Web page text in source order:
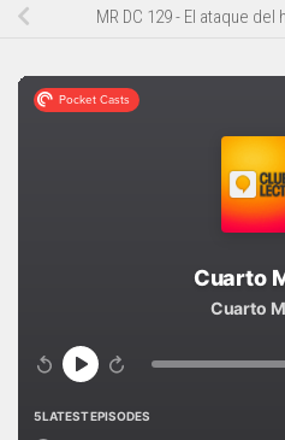
MR DC 129 - El ataque